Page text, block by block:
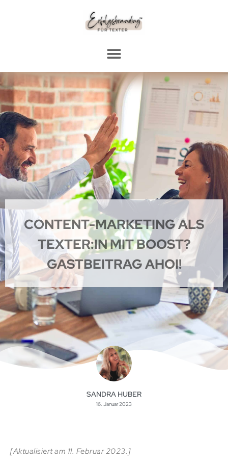
CONTENT-MARKETING ALS
TEXTER:IN MIT BOOST?
GASTBEITRAG AHOI!
SANDRA HUBER
16. Januar 2023
[Aktualisiert am 11. Februar 2023.]